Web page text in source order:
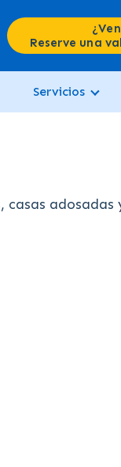
Reserve una
Servicios
adosadas